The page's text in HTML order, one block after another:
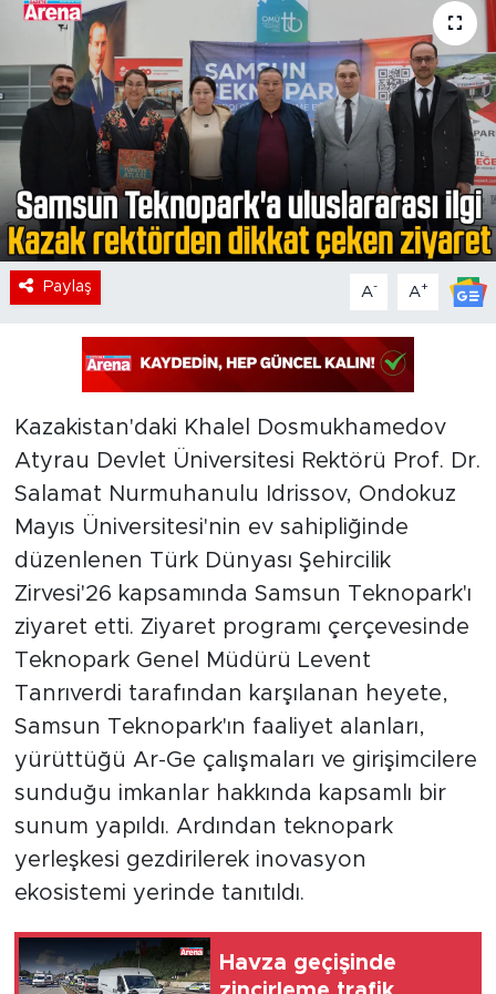
Paylaş A- A+
Kazakistan'daki Khalel Dosmukhamedov
Atyrau Devlet Üniversitesi Rektörü Prof. Dr.
Salamat Nurmuhanulu Idrissov, Ondokuz
Mayıs Üniversitesi'nin ev sahipliğinde
düzenlenen Türk Dünyası Şehircilik
Zirvesi'26 kapsamında Samsun Teknopark'ı
ziyaret etti. Ziyaret programı çerçevesinde
Teknopark Genel Müdürü Levent
Tanrıverdi tarafından karşılanan heyete,
Samsun Teknopark'ın faaliyet alanları,
yürüttüğü Ar-Ge çalışmaları ve girişimcilere
sunduğu imkanlar hakkında kapsamlı bir
sunum yapıldı. Ardından teknopark
yerleşkesi gezdirilerek inovasyon
ekosistemi yerinde tanıtıldı.
Havza geçişinde